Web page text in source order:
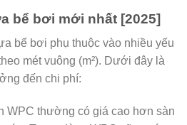
bể bơi mới nhất [2025]
bể bơi phụ thuộc vào nhiều yếu
mét vuông (m²). Dưới đây là
đến chi phí:
WPC thường có giá cao hơn sàn